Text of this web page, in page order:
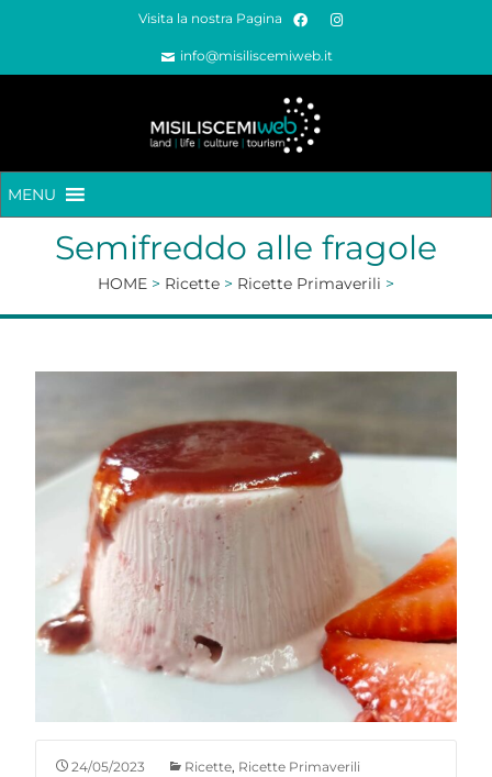
Visita la nostra Pagina
info@misiliscemiweb.it
MENU
Semifreddo alle fragole
HOME > Ricette > Ricette Primaverili >
24/05/2023 Ricette, Ricette Primaverili